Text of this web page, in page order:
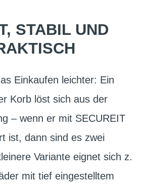
STABIL UND
Einkaufen leichter: Ein
Korb löst sich aus der
– wenn er mit SECUREIT
ist, dann sind es zwei
Variante eignet sich z.
mit tief eingestelltem